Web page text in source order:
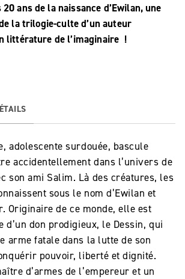
ans de la naissance d’Ewilan, une
la trilogie-culte d’un auteur
littérature de l’imaginaire !
adolescente surdouée, bascule
accidentellement dans l’univers de
son ami Salim. Là des créatures, les
sous le nom d’Ewilan et
Originaire de ce monde, elle est
d’un don prodigieux, le Dessin, qui
arme fatale dans la lutte de son
pouvoir, liberté et dignité.
d’armes de l’empereur et un